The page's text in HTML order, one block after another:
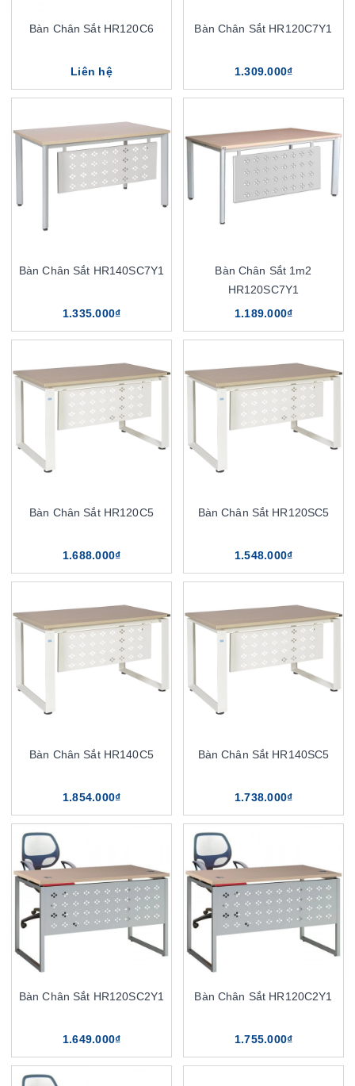
Bàn Chân Sắt HR120C6
Liên hệ
Bàn Chân Sắt HR120C7Y1
1.309.000₫
Bàn Chân Sắt HR140SC7Y1
1.335.000₫
Bàn Chân Sắt 1m2
HR120SC7Y1
1.189.000₫
Bàn Chân Sắt HR120C5
1.688.000₫
Bàn Chân Sắt HR120SC5
1.548.000₫
Bàn Chân Sắt HR140C5
1.854.000₫
Bàn Chân Sắt HR140SC5
1.738.000₫
Bàn Chân Sắt HR120SC2Y1
1.649.000₫
Bàn Chân Sắt HR120C2Y1
1.755.000₫